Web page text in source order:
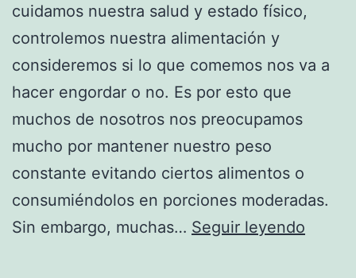
cuidamos nuestra salud y estado físico,
controlemos nuestra alimentación y
consideremos si lo que comemos nos va a
hacer engordar o no. Es por esto que
muchos de nosotros nos preocupamos
mucho por mantener nuestro peso
constante evitando ciertos alimentos o
consumiéndolos en porciones moderadas.
Sin embargo, muchas… Seguir leyendo